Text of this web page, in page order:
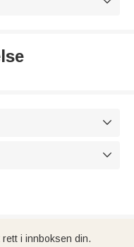


i innboksen din.